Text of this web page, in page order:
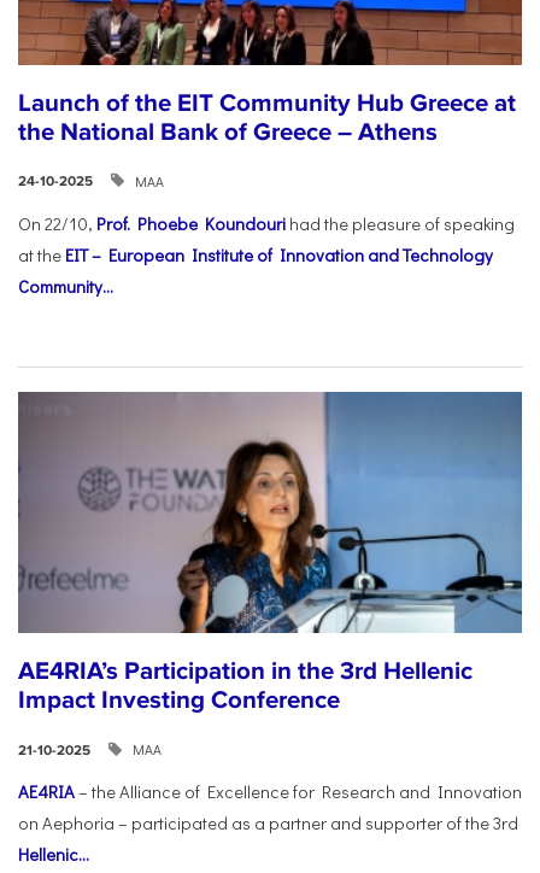
Launch of the EIT Community Hub Greece at
the National Bank of Greece – Athens
24-10-2025 ΜΑΑ
On 22/10, Prof. Phoebe Koundouri had the pleasure of speaking
at the EIT – European Institute of Innovation and Technology
Community...
AE4RIA’s Participation in the 3rd Hellenic
Impact Investing Conference
21-10-2025 ΜΑΑ
AE4RIA– the Alliance of Excellence for Research and Innovation
on Aephoria – participated as a partner and supporter of the 3rd
Hellenic...